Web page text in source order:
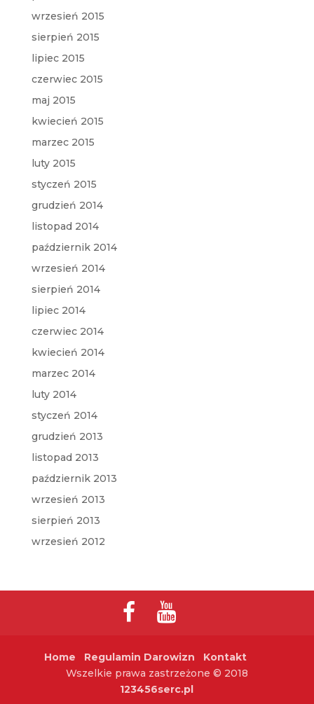
wrzesień 2015
sierpień 2015
lipiec 2015
czerwiec 2015
maj 2015
kwiecień 2015
marzec 2015
luty 2015
styczeń 2015
grudzień 2014
listopad 2014
październik 2014
wrzesień 2014
sierpień 2014
lipiec 2014
czerwiec 2014
kwiecień 2014
marzec 2014
luty 2014
styczeń 2014
grudzień 2013
listopad 2013
październik 2013
wrzesień 2013
sierpień 2013
wrzesień 2012
Home Regulamin Darowizn
Kontakt
Wszelkie prawa zastrzeżone © 2018
123456serc.pl